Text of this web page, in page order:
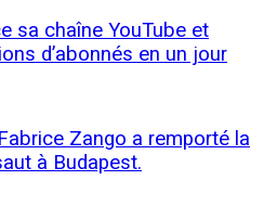
sa chaîne YouTube et
d’abonnés en un jour
Zango a remporté la
à Budapest.